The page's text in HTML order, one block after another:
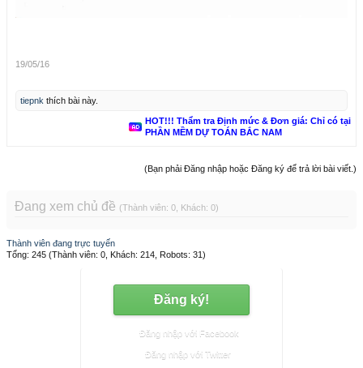
19/05/16
tiepnk thích bài này.
HOT!!! Thẩm tra Định mức & Đơn giá: Chỉ có tại
PHẦN MỀM DỰ TOÁN BẮC NAM
(Bạn phải Đăng nhập hoặc Đăng ký để trả lời bài viết.)
Đang xem chủ đề (Thành viên: 0, Khách: 0)
Thành viên đang trực tuyến
Tổng: 245 (Thành viên: 0, Khách: 214, Robots: 31)
Đăng ký!
Đăng nhập với Facebook
Đăng nhập với Twitter